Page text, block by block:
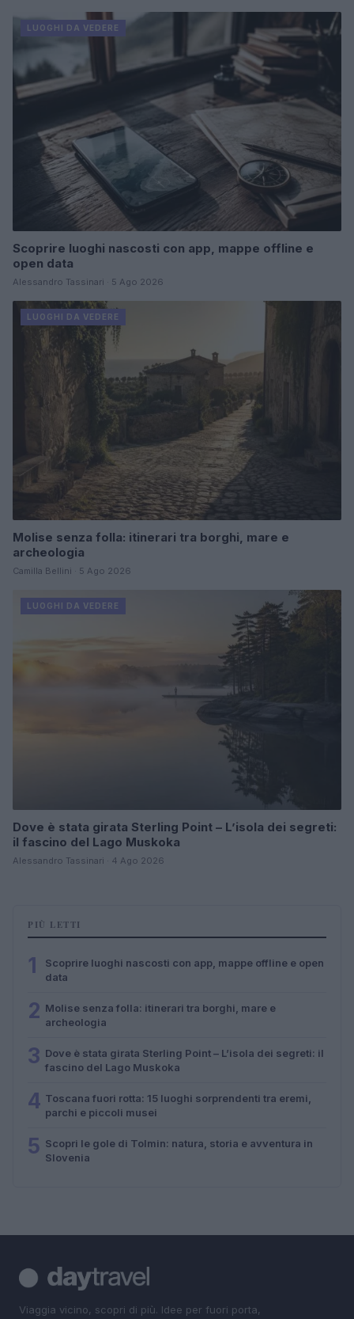
LUOGHI DA VEDERE
Scoprire luoghi nascosti con app, mappe offline e
open data
Alessandro Tassinari · 5 Ago 2026
LUOGHI DA VEDERE
Molise senza folla: itinerari tra borghi, mare e
archeologia
Camilla Bellini · 5 Ago 2026
LUOGHI DA VEDERE
Dove è stata girata Sterling Point – L’isola dei segreti:
il fascino del Lago Muskoka
Alessandro Tassinari · 4 Ago 2026
PIÙ LETTI
1
Scoprire luoghi nascosti con app, mappe offline e open
data
2 Molise senza folla: itinerari tra borghi, mare e
archeologia
3 Dove è stata girata Sterling Point – L’isola dei segreti: il
fascino del Lago Muskoka
4 Toscana fuori rotta: 15 luoghi sorprendenti tra eremi,
parchi e piccoli musei
5 Scopri le gole di Tolmin: natura, storia e avventura in
Slovenia
Viaggia vicino, scopri di più. Idee per fuori porta,